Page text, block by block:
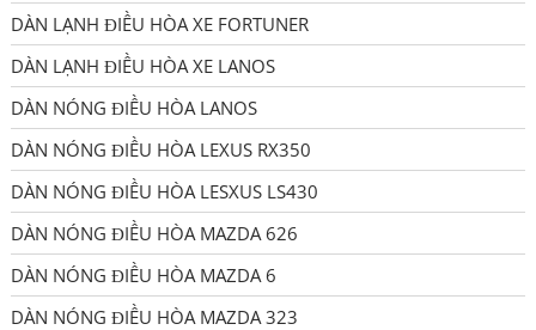
DÀN LẠNH ĐIỀU HÒA XE FORTUNER
DÀN LẠNH ĐIỀU HÒA XE LANOS
DÀN NÓNG ĐIỀU HÒA LANOS
DÀN NÓNG ĐIỀU HÒA LEXUS RX350
DÀN NÓNG ĐIỀU HÒA LESXUS LS430
DÀN NÓNG ĐIỀU HÒA MAZDA 626
DÀN NÓNG ĐIỀU HÒA MAZDA 6
DÀN NÓNG ĐIỀU HÒA MAZDA 323